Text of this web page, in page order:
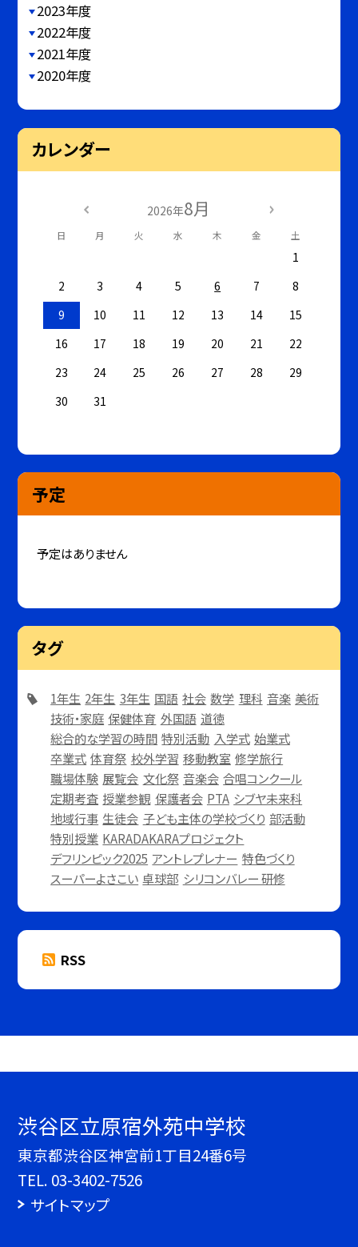
2023年度
2022年度
2021年度
2020年度
カレンダー
2026年8月
日 月 火 水 木 金 土
1
2
3 4 5 6 7
8
9
10 11 12 13 14
15
16
17 18 19 20 21
22
23
24 25 26 27 28
29
30
31
予定
予定はありません
タグ
1年生 2年生 3年生 国語 社会 数学 理科 音楽 美術
技術・家庭 保健体育 外国語 道徳
総合的な学習の時間 特別活動 入学式 始業式
卒業式 体育祭 校外学習 移動教室 修学旅行
職場体験 展覧会 文化祭 音楽会 合唱コンクール
定期考査 授業参観 保護者会 PTA シブヤ未来科
地域行事 生徒会 子ども主体の学校づくり 部活動
特別授業 KARADAKARAプロジェクト
デフリンピック2025 アントレプレナー 特色づくり
スーパーよさこい 卓球部 シリコンバレー 研修
RSS
渋谷区立原宿外苑中学校
東京都渋谷区神宮前1丁目24番6号
TEL. 03-3402-7526
サイトマップ